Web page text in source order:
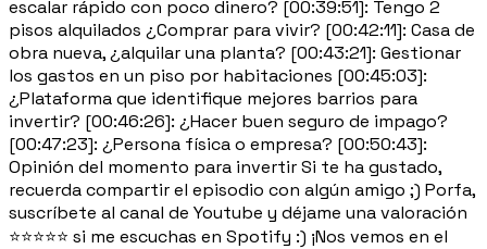
escalar rápido con poco dinero? [00:39:51]: Tengo 2
pisos alquilados ¿Comprar para vivir? [00:42:11]: Casa de
obra nueva, ¿alquilar una planta? [00:43:21]: Gestionar
los gastos en un piso por habitaciones [00:45:03]:
¿Plataforma que identifique mejores barrios para
invertir? [00:46:26]: ¿Hacer buen seguro de impago?
[00:47:23]: ¿Persona física o empresa? [00:50:43]:
Opinión del momento para invertir Si te ha gustado,
recuerda compartir el episodio con algún amigo ;) Porfa,
suscríbete al canal de Youtube y déjame una valoración
⭐⭐⭐⭐⭐ si me escuchas en Spotify :) ¡Nos vemos en el